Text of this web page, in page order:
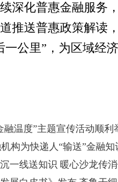
化普惠金融服务，
推送普惠政策解读
公里”，为区域经
融温度”主题宣传活动顺利
构为快递人“输送”金融知
一线送知识 暖心沙龙传